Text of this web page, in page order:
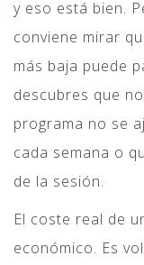
y eso está bien.
conviene mirar
más baja puede
descubres que
programa no se
cada semana o
de la sesión.
El coste real de
económico. Es